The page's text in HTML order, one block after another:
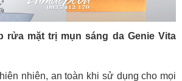
rửa mặt trị mụn sáng da Genie Vita
nhiên, an toàn khi sử dụng cho mọi